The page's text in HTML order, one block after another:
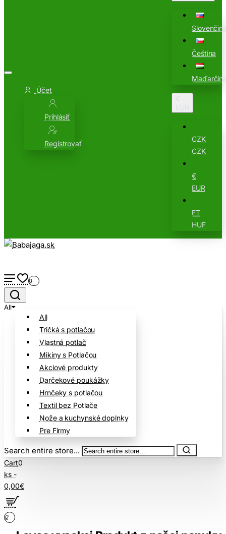
Účet
Prihlásiť
Registrovať
Čeština
CZK
CZK
€
EUR
FT
HUF
0
All
All
Tričká s potlačou
Vlastná potlač
Mikiny s Potlačou
Akciové produkty
Darčekové poukážky
Hrnčeky s potlačou
Textil bez Potlače
Nože a kuchynské doplnky
Pre Firmy
Search entire store...
Cart0
ks -
0,00€
0